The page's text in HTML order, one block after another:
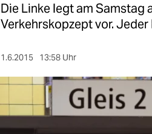
Die Linke legt am Samstag
Verkehrskopzept vor.
1.6.2015 13:58 Uhr